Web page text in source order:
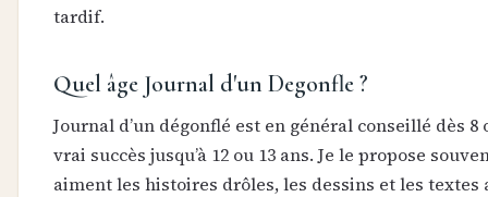
tardif.
Quel âge Journal d'un Degonfle ?
Journal d’un dégonflé est en général conseillé dès 8
vrai succès jusqu’à 12 ou 13 ans. Je le propose
aiment les histoires drôles, les dessins et les textes